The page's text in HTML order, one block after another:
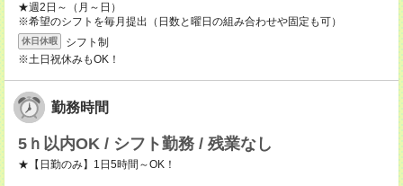
★週2日～（月～日）
※希望のシフトを毎月提出（日数と曜日の組み合わせや固定も可）
休日休暇
シフト制
※土日祝休みもOK！
勤務時間
5ｈ以内OK / シフト勤務 / 残業なし
★【日勤のみ】1日5時間～OK！